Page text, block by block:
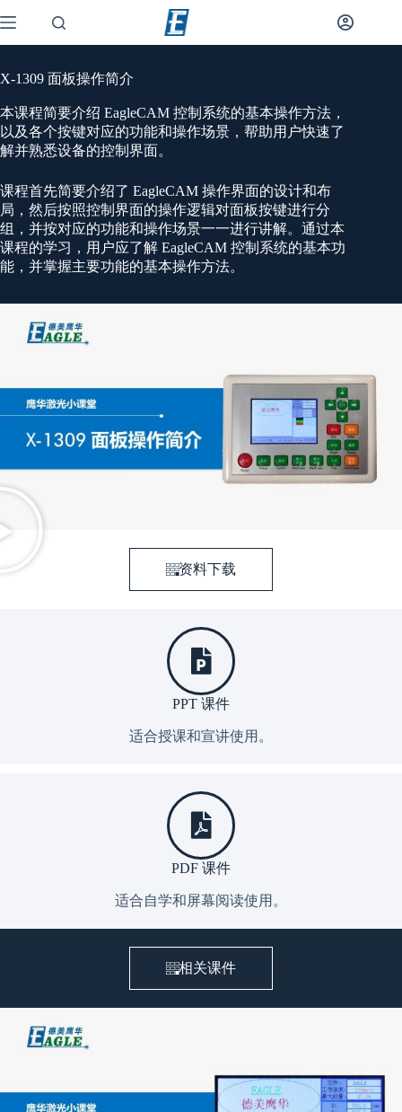
X-1309 面板操作简介
本课程简要介绍 EagleCAM 控制系统的基本操作方法，
以及各个按键对应的功能和操作场景，帮助用户快速了
解并熟悉设备的控制界面。
课程首先简要介绍了 EagleCAM 操作界面的设计和布
局，然后按照控制界面的操作逻辑对面板按键进行分
组，并按对应的功能和操作场景一一进行讲解。通过本
课程的学习，用户应了解 EagleCAM 控制系统的基本功
能，并掌握主要功能的基本操作方法。
资料下载
PPT 课件
适合授课和宣讲使用。
PDF 课件
适合自学和屏幕阅读使用。
相关课件